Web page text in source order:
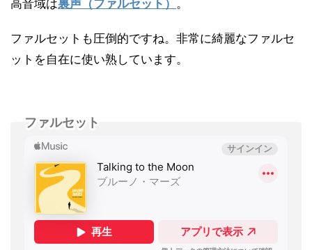
高音域は裏声（ファルセット） 。
ファルセットも圧倒的ですね。非常に綺麗なファルセ
ットを自在に使い熟しています。
ファルセット